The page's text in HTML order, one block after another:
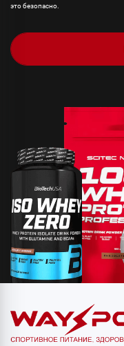
это безопасно.